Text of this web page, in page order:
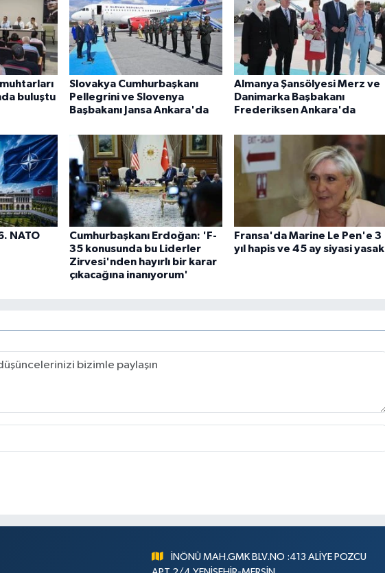
buluştu
Slovakya Cumhurbaşkanı
Pellegrini ve Slovenya
Başbakanı Jansa Ankara'da
Almanya Şansölyesi Merz ve
Danimarka Başbakanı
Frederiksen Ankara'da
NATO
Cumhurbaşkanı Erdoğan: 'F-
35 konusunda bu Liderler
Zirvesi'nden hayırlı bir karar
çıkacağına inanıyorum'
Fransa'da Marine Le Pen'e 3
yıl hapis ve 45 ay siyasi yasak
İNÖNÜ MAH.GMK BLV.NO :413 ALİYE POZCU